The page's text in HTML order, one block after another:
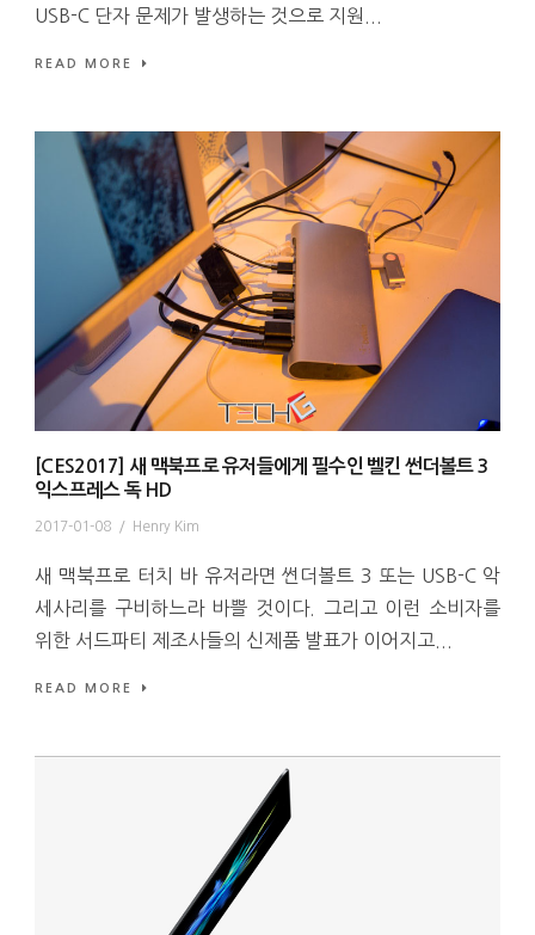
USB-C 단자 문제가 발생하는 것으로 지원...
READ MORE
[CES2017] 새 맥북프로 유저들에게 필수인 벨킨 썬더볼트 3
익스프레스 독 HD
2017-01-08 / Henry Kim
새 맥북프로 터치 바 유저라면 썬더볼트 3 또는 USB-C 악
세사리를 구비하느라 바쁠 것이다. 그리고 이런 소비자를
위한 서드파티 제조사들의 신제품 발표가 이어지고...
READ MORE